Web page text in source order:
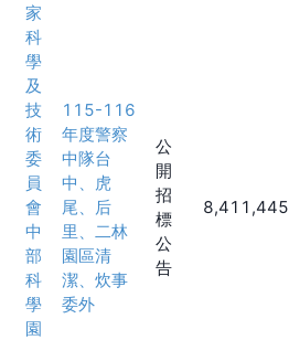
家
科
學
及
技
術
委
員
會
中
部
科
學
園
115-116
年度警察
中隊台
中、虎
尾、后
里、二林
園區清
潔、炊事
委外
公
開
招
標
公
告
8,411,445